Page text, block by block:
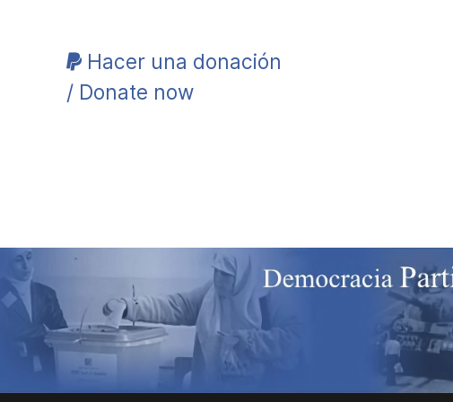
Hacer una donación
/ Donate now